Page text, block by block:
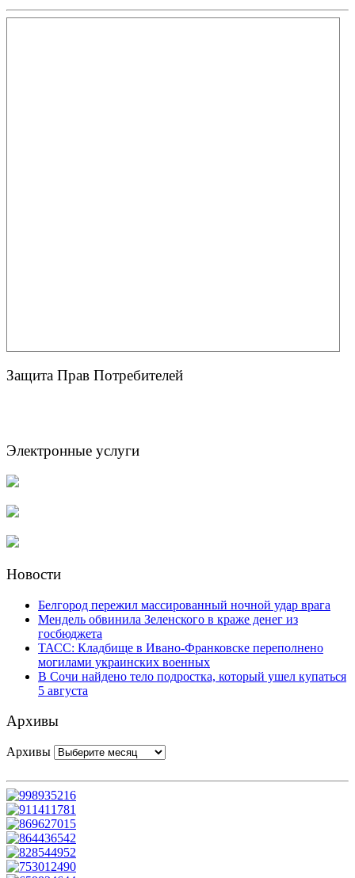
Защита Прав Потребителей
Электронные услуги
Новости
Белгород пережил массированный ночной удар врага
Мендель обвинила Зеленского в краже денег из
госбюджета
ТАСС: Кладбище в Ивано-Франковске переполнено
могилами украинских военных
В Сочи найдено тело подростка, который ушел купаться
5 августа
Архивы
Архивы